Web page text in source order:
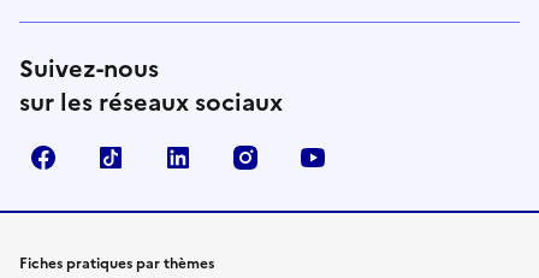
Suivez-nous
sur les réseaux sociaux
FacebookTikTok LinkedIn Instagram
Fiches pratiques par thèmes